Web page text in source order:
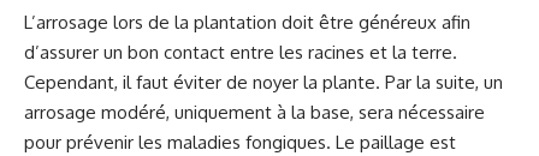
L’arrosage lors de la plantation doit être généreux afin
d’assurer un bon contact entre les racines et la terre.
Cependant, il faut éviter de noyer la plante. Par la suite, un
arrosage modéré, uniquement à la base, sera nécessaire
pour prévenir les maladies fongiques. Le paillage est